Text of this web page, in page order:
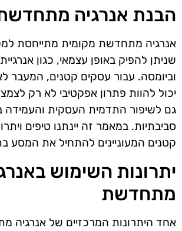
הבנת אנרגיה
אנרגיה מתחדשת מקומית מתייחסת
שניתן להפיק באופן עצמאי, כגון
וביומסה. עבור עסקים קטנים, המעבר
יכול להוות פתרון אפקטיבי לא רק
גם לשיפור התדמית העסקית והעמידה
סביבתיות. במאמר זה יינתנו טיפים
קטנים המעוניינים להתחיל את המסע
יתרונות השימוש
מתחדשת
אחד היתרונות המרכזיים של אנרגיה